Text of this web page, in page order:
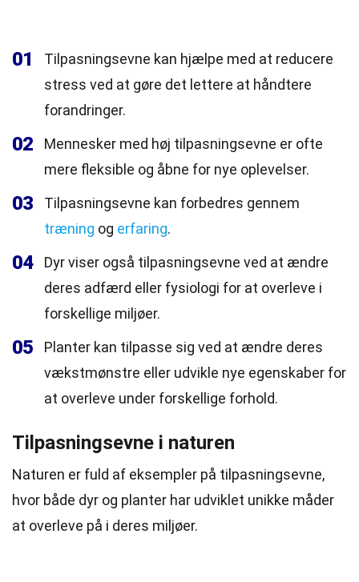
01
Tilpasningsevne kan hjælpe med at reducere
stress ved at gøre det lettere at håndtere
forandringer.
02
Mennesker med høj tilpasningsevne er ofte
mere fleksible og åbne for nye oplevelser.
03
Tilpasningsevne kan forbedres gennem
træning og erfaring.
04
Dyr viser også tilpasningsevne ved at ændre
deres adfærd eller fysiologi for at overleve i
forskellige miljøer.
05
Planter kan tilpasse sig ved at ændre deres
vækstmønstre eller udvikle nye egenskaber for
at overleve under forskellige forhold.
Tilpasningsevne i naturen
Naturen er fuld af eksempler på tilpasningsevne,
hvor både dyr og planter har udviklet unikke måder
at overleve på i deres miljøer.